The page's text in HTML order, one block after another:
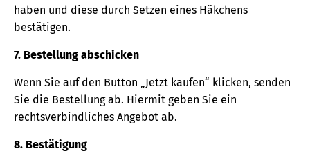
haben und diese durch Setzen eines Häkchens
bestätigen.
7. Bestellung abschicken
Wenn Sie auf den Button „Jetzt kaufen“ klicken, senden
Sie die Bestellung ab. Hiermit geben Sie ein
rechtsverbindliches Angebot ab.
8. Bestätigung